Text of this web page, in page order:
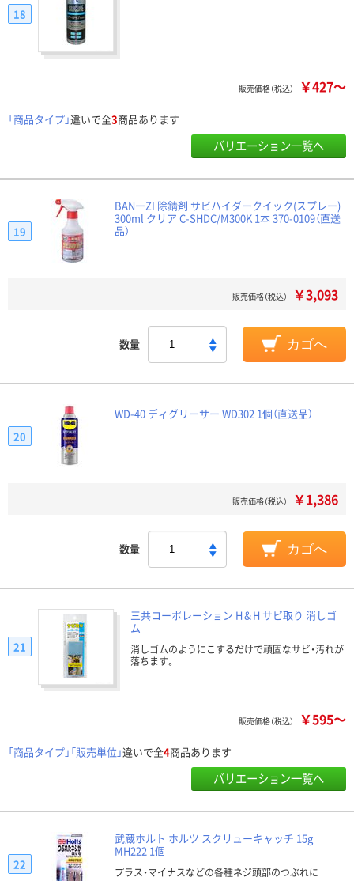
18
販売価格（税込） ￥427～
「商品タイプ」違いで全3商品あります
バリエーション一覧へ
BANーZI 除錆剤 サビハイダークイック(スプレー)
300ml クリア C-SHDC/M300K 1本 370-0109（直送
品）
19
販売価格（税込） ￥3,093
数量 カゴへ
WD-40 ディグリーサー WD302 1個（直送品）
20
販売価格（税込） ￥1,386
数量 カゴへ
三共コーポレーション H＆H サビ取り 消しゴ
ム
消しゴムのようにこするだけで頑固なサビ・汚れが
落ちます。
21
販売価格（税込） ￥595～
「商品タイプ」「販売単位」違いで全4商品あります
バリエーション一覧へ
武蔵ホルト ホルツ スクリューキャッチ 15g
MH222 1個
プラス・マイナスなどの各種ネジ頭部のつぶれに
22